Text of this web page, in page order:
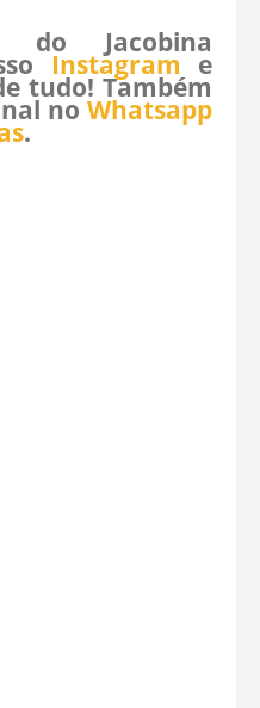
do Jacobina
Instagram e
tudo! Também
no Whatsapp
.